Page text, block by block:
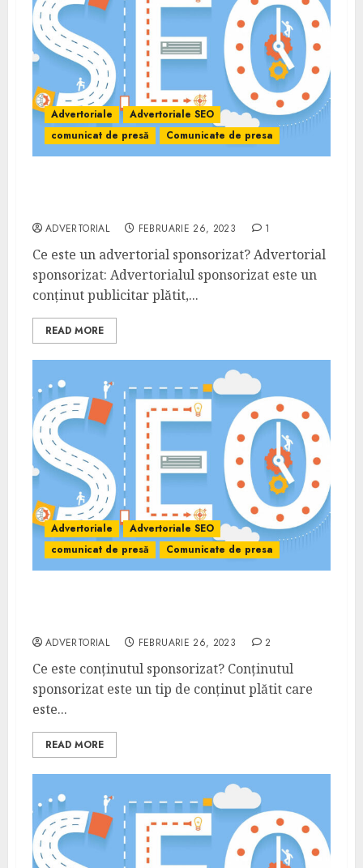
Advertoriale
Advertoriale SEO
comunicat de presă
Comunicate de presa
ADVERTORIAL FEBRUARIE 26, 2023 1
Ce este un advertorial sponsorizat? Advertorial
sponsorizat: Advertorialul sponsorizat este un
conținut publicitar plătit,...
READ MORE
Advertoriale
Advertoriale SEO
comunicat de presă
Comunicate de presa
ADVERTORIAL FEBRUARIE 26, 2023 2
Ce este conținutul sponsorizat? Conținutul
sponsorizat este un tip de conținut plătit care
este...
READ MORE